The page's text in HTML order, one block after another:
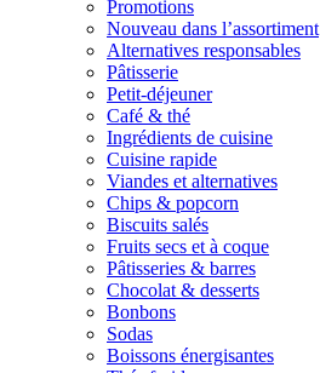
Promotions
Nouveau dans l’assortiment
Alternatives responsables
Pâtisserie
Petit-déjeuner
Café & thé
Ingrédients de cuisine
Cuisine rapide
Viandes et alternatives
Chips & popcorn
Biscuits salés
Fruits secs et à coque
Pâtisseries & barres
Chocolat & desserts
Bonbons
Sodas
Boissons énergisantes